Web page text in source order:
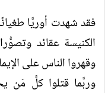
فقد شهدت أوريَّا
الكنيسة عقائد
وقهروا الناس على
وربَّما قتلوا كلَّ مَن